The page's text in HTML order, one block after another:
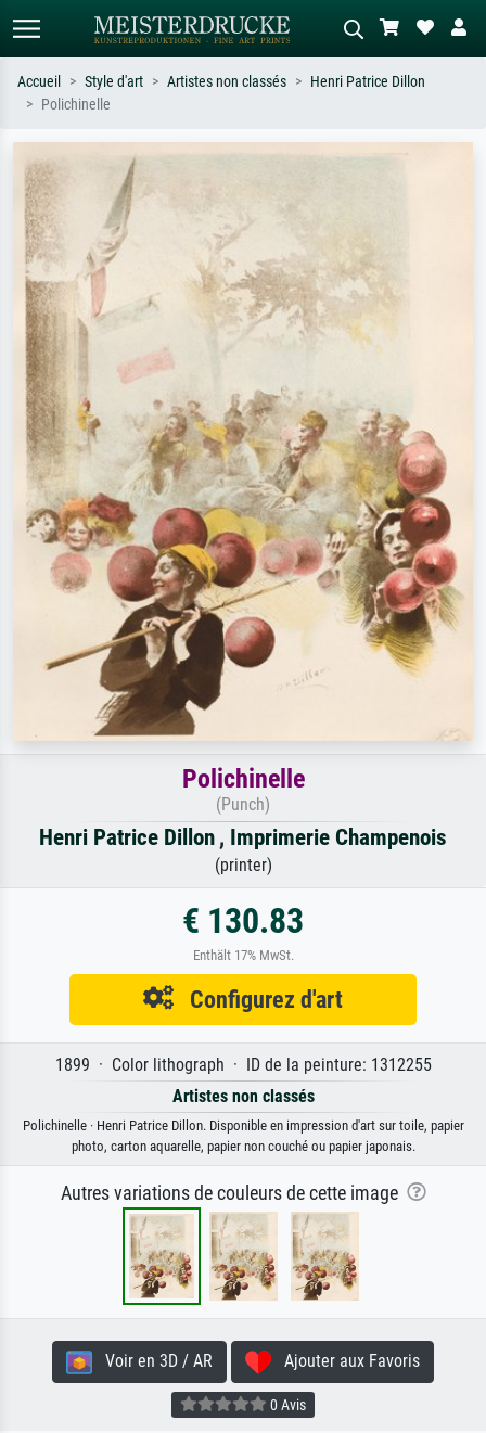
Recherchez par artiste, titre ou style –
ex. Monet, Nuit étoilée,
impressionnisme, vague de Hokusai,
nu.
Décrivez la scène – ex. prairie verte,
tableau sombre, nu debout près d'un
Accueil Style d'art Artistes non classés
Henri Patrice Dillon
Polichinelle
Polichinelle
(Punch)
Henri Patrice Dillon , Imprimerie Champenois
(printer)
€ 130.83
Enthält 17% MwSt.
Configurez d'art
1899 · Color lithograph · ID de la peinture: 1312255
Artistes non classés
Polichinelle · Henri Patrice Dillon. Disponible en impression d'art sur toile, papier
photo, carton aquarelle, papier non couché ou papier japonais.
Autres variations de couleurs de cette image
Voir en 3D / AR Ajouter aux Favoris
0 Avis